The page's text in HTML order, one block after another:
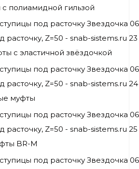
полиамидной гильзой
с эластичной звёздочкой
муфты
BR-M